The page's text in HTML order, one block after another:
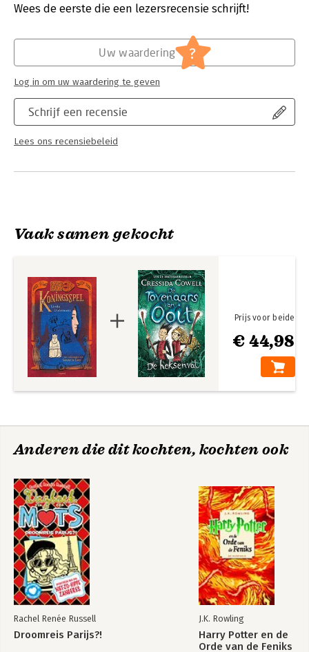
Verschijningsdatum:
1-10-2025
Wees de eerste die een lezersrecensie schrijft!
Schrijf een recensie
Lees ons recensiebeleid
Uw waardering ?
Log in om uw waardering te geven
Vaak samen gekocht
€ 44,98
Prijs voor beide
Anderen die dit kochten, kochten ook
Rachel Renée Russell
Droomreis Parijs?!
J.K. Rowling
Harry Potter en de
Orde van de Feniks